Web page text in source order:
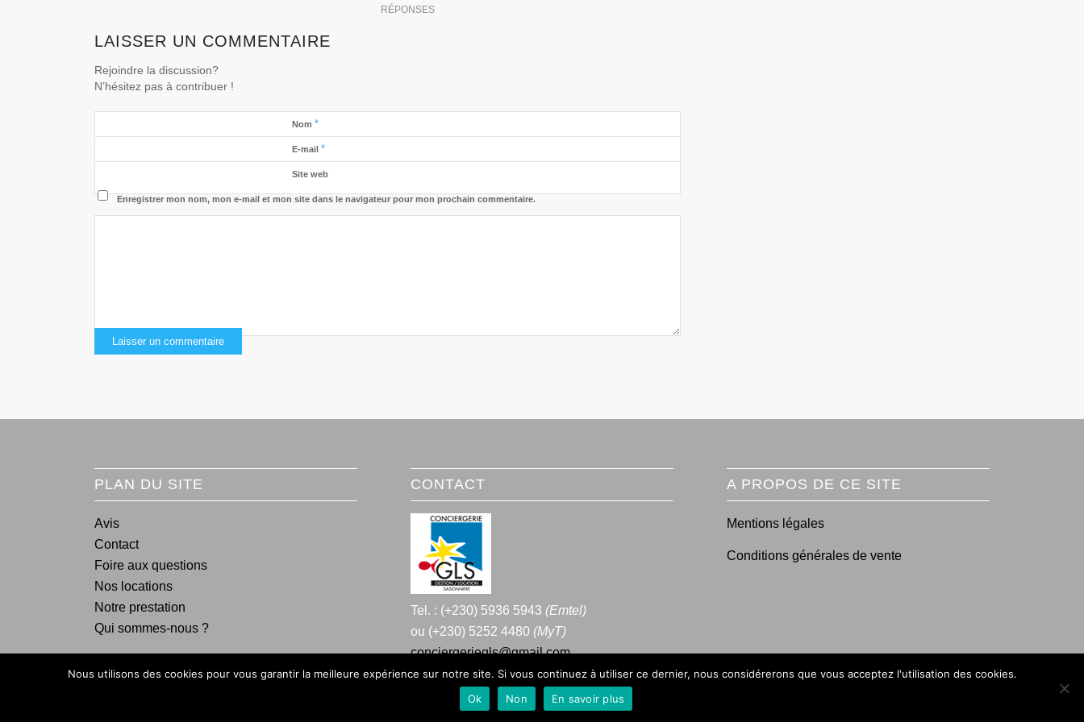
RÉPONSES
LAISSER UN COMMENTAIRE
Rejoindre la discussion?
N’hésitez pas à contribuer !
Nom*
E-mail*
Site web
Enregistrer mon nom, mon e-mail et mon site dans le navigateur pour mon prochain commentaire.
PLAN DU SITE
Avis
Contact
Foire aux questions
Nos locations
Notre prestation
Qui sommes-nous ?
CONTACT
Tel. : (+230) 5936 5943 (Emtel)
ou (+230) 5252 4480 (MyT)
conciergeriegls@gmail.com
A PROPOS DE CE SITE
Mentions légales
Conditions générales de vente
Nous utilisons des cookies pour vous garantir la meilleure expérience sur notre site. Si vous continuez à utiliser ce dernier, nous considérerons que vous acceptez l'utilisation des cookies.
Ok
Non En savoir plus